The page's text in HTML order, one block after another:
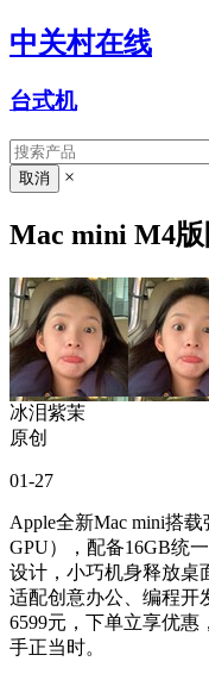
中关村在线
台式机
×
Mac mini M4
冰泪紫茉
原创
01-27
Apple全新Mac mini搭
GPU），配备16GB统
设计，小巧机身释放桌
适配创意办公、编程开
6599元，下单立享优惠
手正当时。